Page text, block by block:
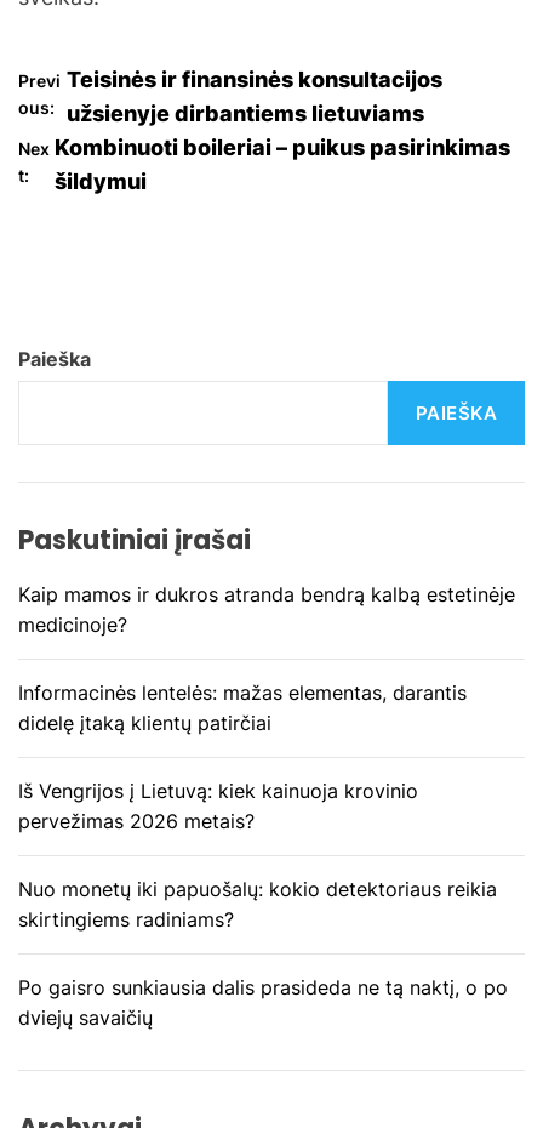
N
a
v
a
i
a
t
a
r
p
į
r
a
š
ų
Previ
ous:
Teisinės ir finansinės konsultacijos
užsienyje dirbantiems lietuviams
Nex
t:
Kombinuoti boileriai – puikus pasirinkimas
šildymui
Paieška
PAIEŠKA
Paskutiniai įrašai
Kaip mamos ir dukros atranda bendrą kalbą estetinėje
medicinoje?
Informacinės lentelės: mažas elementas, darantis
didelę įtaką klientų patirčiai
Iš Vengrijos į Lietuvą: kiek kainuoja krovinio
pervežimas 2026 metais?
Nuo monetų iki papuošalų: kokio detektoriaus reikia
skirtingiems radiniams?
Po gaisro sunkiausia dalis prasideda ne tą naktį, o po
dviejų savaičių